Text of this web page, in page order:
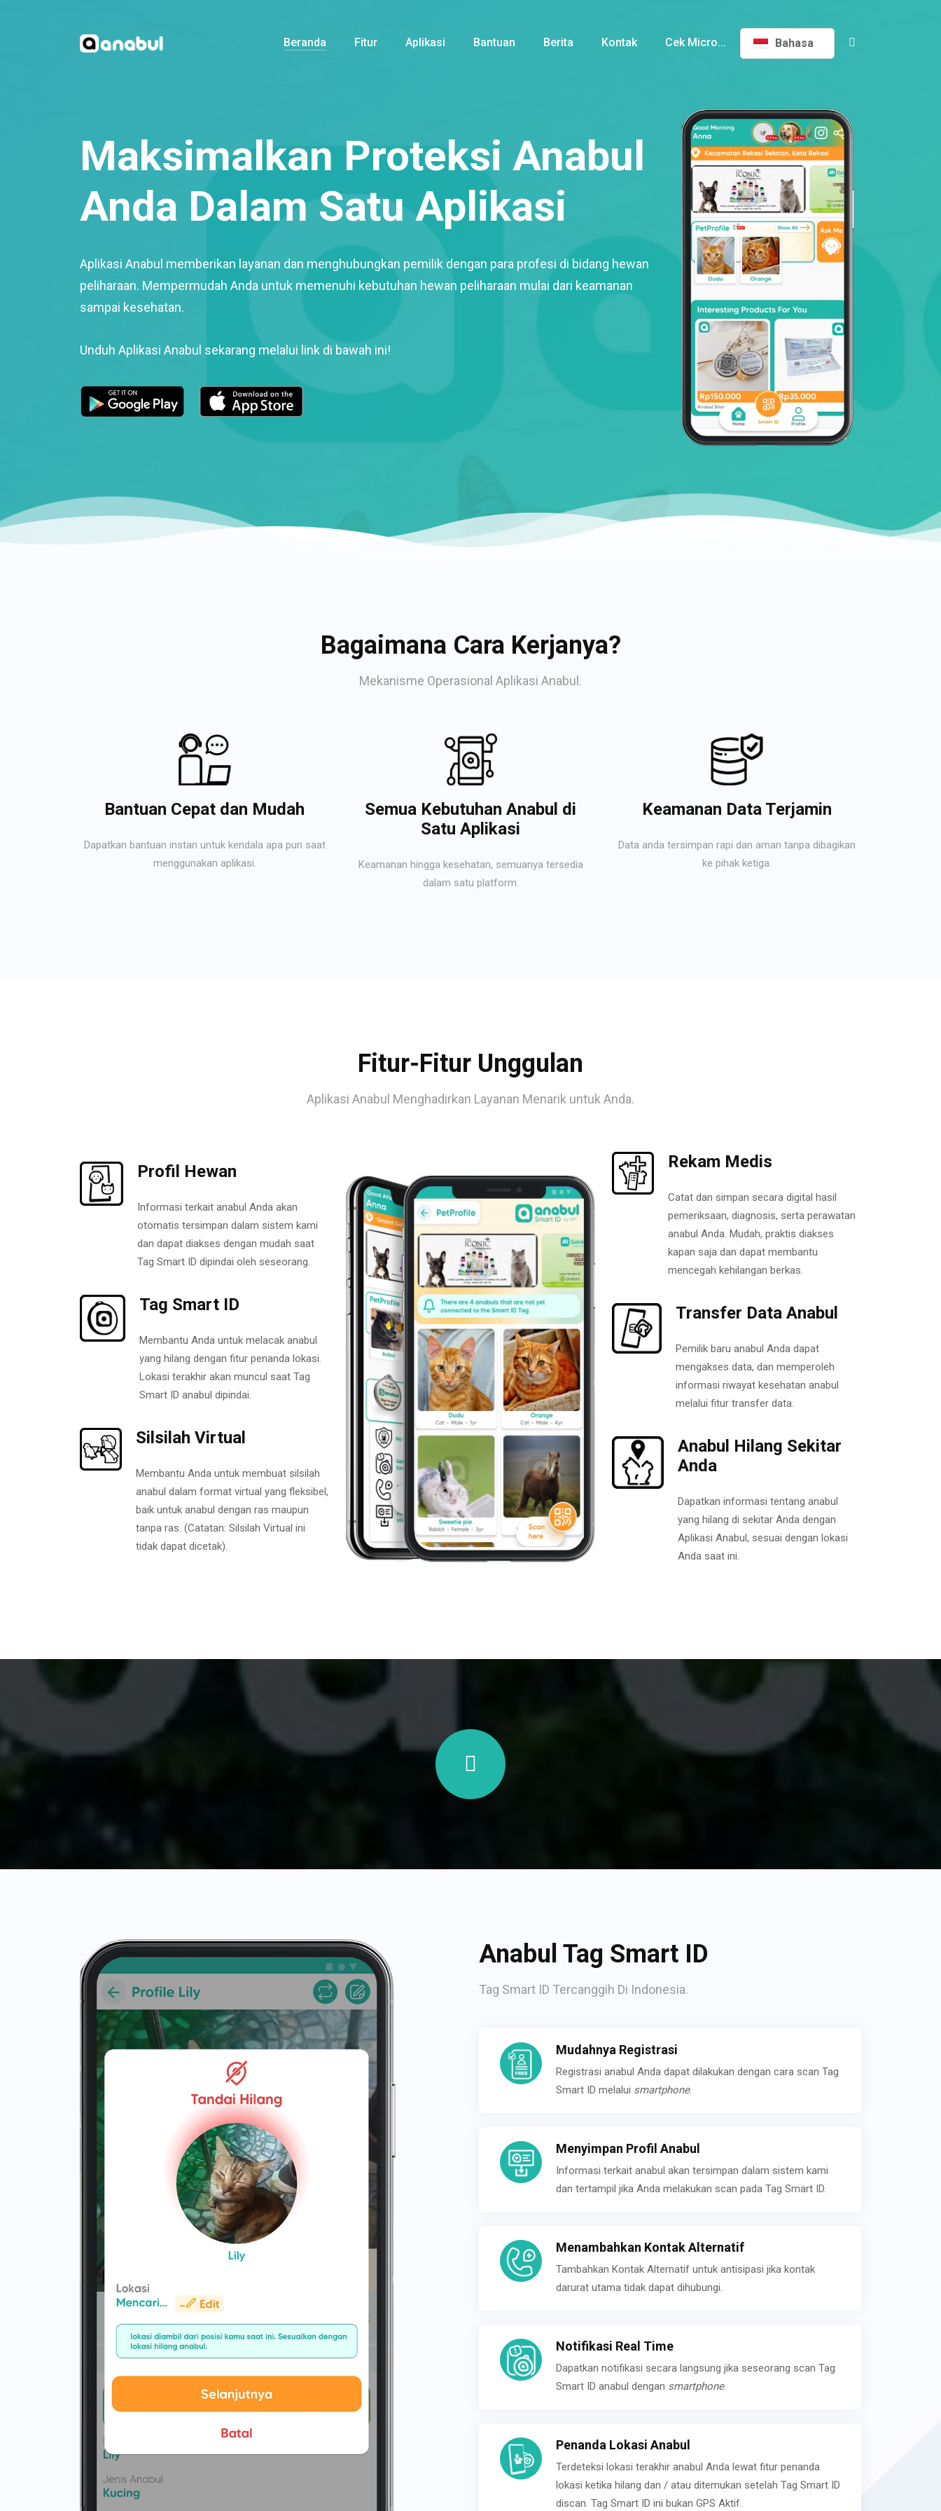
Beranda Fitur Aplikasi Bantuan Berita Kontak Cek Micro... Bahasa
Maksimalkan Proteksi Anabul
Anda Dalam Satu Aplikasi
Aplikasi Anabul memberikan layanan dan menghubungkan pemilik dengan para profesi di bidang hewan
peliharaan. Mempermudah Anda untuk memenuhi kebutuhan hewan peliharaan mulai dari keamanan
sampai kesehatan.
Unduh Aplikasi Anabul sekarang melalui link di bawah ini!
Bagaimana Cara Kerjanya?
Mekanisme Operasional Aplikasi Anabul.
Bantuan Cepat dan Mudah
Dapatkan bantuan instan untuk kendala apa pun saat
menggunakan aplikasi.
Semua Kebutuhan Anabul di
Satu Aplikasi
Keamanan hingga kesehatan, semuanya tersedia
dalam satu platform.
Keamanan Data Terjamin
Data anda tersimpan rapi dan aman tanpa dibagikan
ke pihak ketiga.
Fitur-Fitur Unggulan
Aplikasi Anabul Menghadirkan Layanan Menarik untuk Anda.
Profil Hewan
Informasi terkait anabul Anda akan
otomatis tersimpan dalam sistem kami
dan dapat diakses dengan mudah saat
Tag Smart ID dipindai oleh seseorang.
Tag Smart ID
Membantu Anda untuk melacak anabul
yang hilang dengan fitur penanda lokasi.
Lokasi terakhir akan muncul saat Tag
Smart ID anabul dipindai.
Silsilah Virtual
Membantu Anda untuk membuat silsilah
anabul dalam format virtual yang fleksibel,
baik untuk anabul dengan ras maupun
tanpa ras. (Catatan: Silsilah Virtual ini
tidak dapat dicetak).
Rekam Medis
Catat dan simpan secara digital hasil
pemeriksaan, diagnosis, serta perawatan
anabul Anda. Mudah, praktis diakses
kapan saja dan dapat membantu
mencegah kehilangan berkas.
Transfer Data Anabul
Pemilik baru anabul Anda dapat
mengakses data, dan memperoleh
informasi riwayat kesehatan anabul
melalui fitur transfer data.
Anabul Hilang Sekitar
Anda
Dapatkan informasi tentang anabul
yang hilang di sekitar Anda dengan
Aplikasi Anabul, sesuai dengan lokasi
Anda saat ini.
Anabul Tag Smart ID
Tag Smart ID Tercanggih Di Indonesia.
Mudahnya Registrasi
Registrasi anabul Anda dapat dilakukan dengan cara scan Tag
Smart ID melalui smartphone.
Menyimpan Profil Anabul
Informasi terkait anabul akan tersimpan dalam sistem kami
dan tertampil jika Anda melakukan scan pada Tag Smart ID.
Menambahkan Kontak Alternatif
Tambahkan Kontak Alternatif untuk antisipasi jika kontak
darurat utama tidak dapat dihubungi.
Notifikasi Real Time
Dapatkan notifikasi secara langsung jika seseorang scan Tag
Smart ID anabul dengan smartphone.
Penanda Lokasi Anabul
Terdeteksi lokasi terakhir anabul Anda lewat fitur penanda
lokasi ketika hilang dan / atau ditemukan setelah Tag Smart ID
discan. Tag Smart ID ini bukan GPS Aktif.